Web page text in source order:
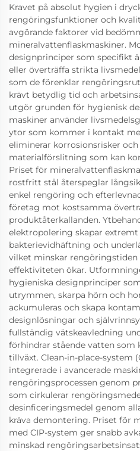
Kravet på absolut hygien i
rengöringsfunktioner och
avgörande faktorer vid
mineralvattenflaskmaskiner.
designprinciper som specifikt
eller överträffa strikta
som de förenklar
krävt betydlig tid och
utgör grunden för hygienisk
maskiner använder
ytor som kommer i kontakt
eliminerar korrosionsrisker
materialförslitning som kan
Priset för
rostfritt stål återspeglar
enkel rengöring och
företag mot kostsamma
produktåterkallanden.
elektropolering skapar
bakterievidhäftning och
vilket minskar
effektiviteten ökar.
hygieniska designprinciper
utrymmen, skarpa hörn och
ackumuleras och skapa
designlösningar och
fullständig vätskeavledning
förhindrar stående vatten som
tillväxt. Clean-in-place-system
integrerade i avancerade
rengöringsprocessen genom
som cirkulerar
desinficeringsmedel genom
kräva demontering. Priset för
med CIP-system ger snabb
minskad